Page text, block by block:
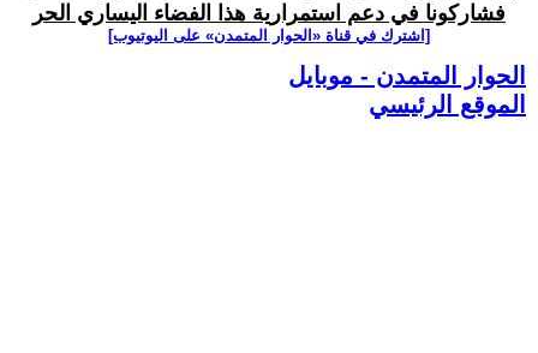
فشاركونا في دعم استمرارية هذا الفضاء اليساري الحر
[اشترك في قناة ‫«الحوار المتمدن» على اليوتيوب]
الحوار المتمدن - موبايل
الموقع الرئيسي